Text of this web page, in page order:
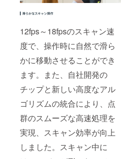
12fps～18fpsのスキャン速
度で、操作時に自然で滑ら
かに移動させることができ
ます。また、自社開発の
チップと新しい高度なアル
ゴリズムの統合により、点
群のスムーズな高速処理を
実現、スキャン効率が向上
しました。スキャン中に